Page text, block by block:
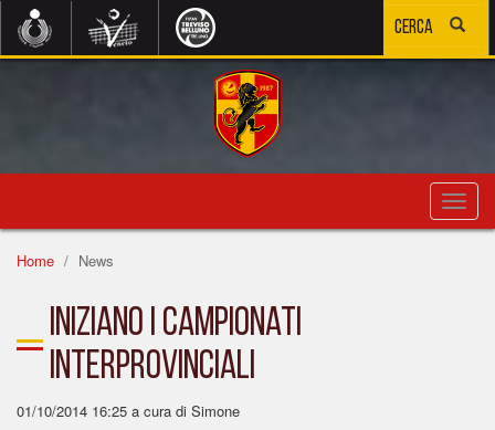
Home
News
Iniziano i campionati
interprovinciali
01/10/2014 16:25 a cura di Simone